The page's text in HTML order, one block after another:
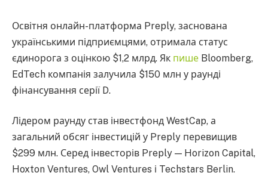
Освітня онлайн-платформа Preply, заснована
українськими підприємцями, отримала статус
єдинорога з оцінкою $1,2 млрд. Як пише Bloomberg,
EdTech компанія залучила $150 млн у раунді
фінансування серії D.
Лідером раунду став інвестфонд WestCap, а
загальний обсяг інвестицій у Preply перевищив
$299 млн. Серед інвесторів Preply — Horizon Capital,
Hoxton Ventures, Owl Ventures і Techstars Berlin.